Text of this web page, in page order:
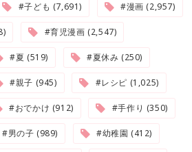
#子ども (7,691) #漫画 (2,957)
#育児漫画 (2,547)
#夏 (519) #夏休み (250)
#親子 (945) #レシピ (1,025)
#おでかけ (912) #手作り (350)
#男の子 (989) #幼稚園 (412)